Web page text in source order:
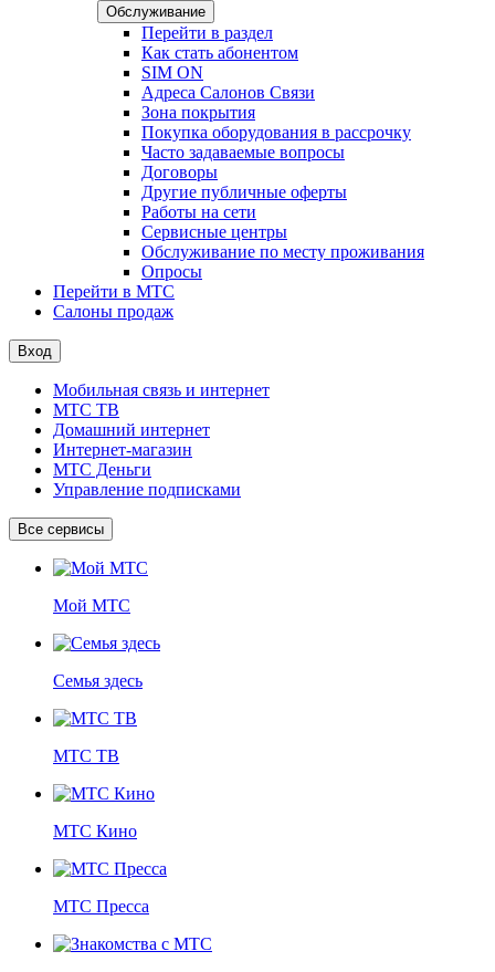
Обслуживание
Перейти в раздел
Как стать абонентом
SIM ON
Адреса Салонов Связи
Зона покрытия
Покупка оборудования в рассрочку
Часто задаваемые вопросы
Договоры
Другие публичные оферты
Работы на сети
Сервисные центры
Обслуживание по месту проживания
Опросы
Перейти в МТС
Салоны продаж
Вход
Мобильная связь и интернет
МТС ТВ
Домашний интернет
Интернет-магазин
МТС Деньги
Управление подписками
Все сервисы
Мой МТС
Семья здесь
МТС ТВ
МТС Кино
МТС Пресса